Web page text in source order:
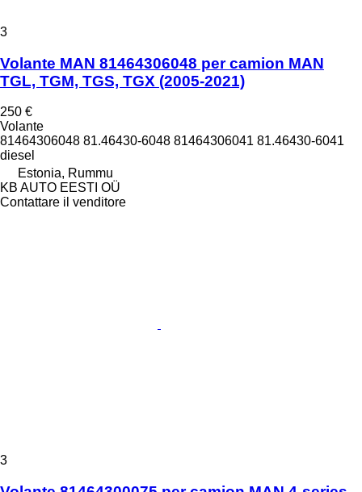
3
Volante MAN 81464306048 per camion MAN
TGL, TGM, TGS, TGX (2005-2021)
250 €
Volante
81464306048 81.46430-6048 81464306041 81.46430-6041
diesel
Estonia, Rummu
KB AUTO EESTI OÜ
Contattare il venditore
3